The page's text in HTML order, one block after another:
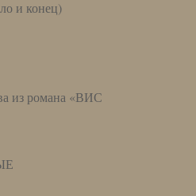
и конец)
из романа «ВИС